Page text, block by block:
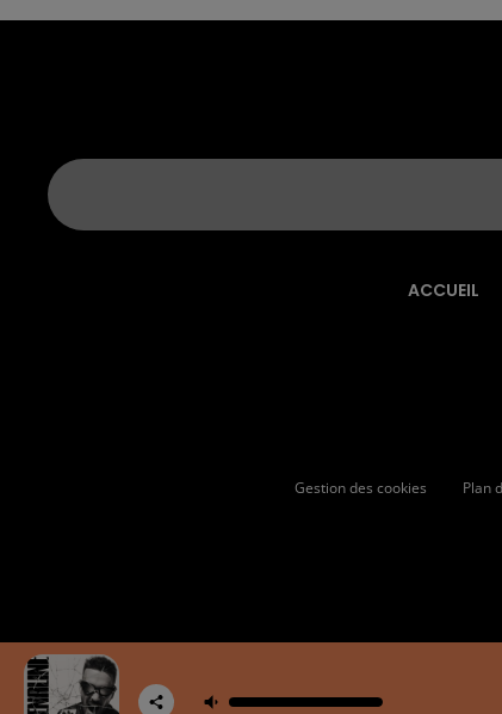
ACCUEIL
Gestion des cookies Plan